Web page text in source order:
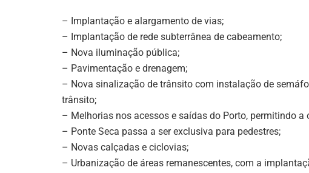
– Implantação e alargamento de vias;
– Implantação de rede subterrânea de cabeamento;
– Nova iluminação pública;
– Pavimentação e drenagem;
– Nova sinalização de trânsito com instalação de
trânsito;
– Melhorias nos acessos e saídas do Porto, permitindo a
– Ponte Seca passa a ser exclusiva para pedestres;
– Novas calçadas e ciclovias;
– Urbanização de áreas remanescentes, com a